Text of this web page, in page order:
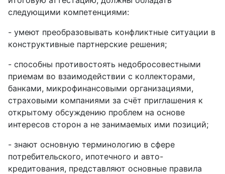
следующими компетенциями:
- умеют преобразовывать конфликтные ситуации в
конструктивные партнерские решения;
- способны противостоять недобросовестными
приемам во взаимодействии с коллекторами,
банками, микрофинансовыми организациями,
страховыми компаниями за счёт приглашения к
открытому обсуждению проблем на основе
интересов сторон а не занимаемых ими позиций;
- знают основную терминологию в сфере
потребительского, ипотечного и авто-
кредитования, представляют основные правила